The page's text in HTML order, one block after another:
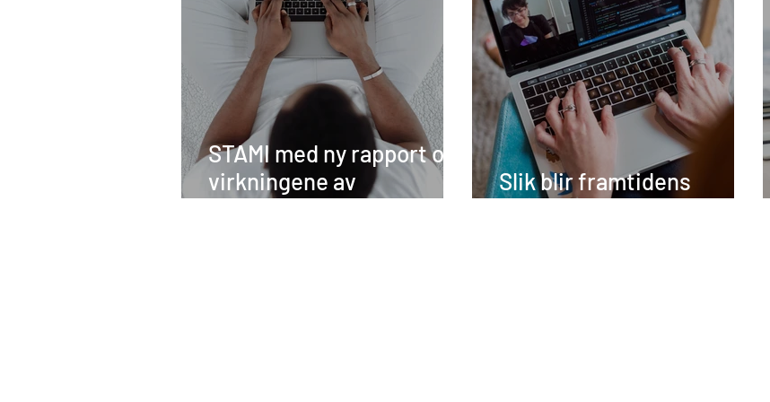
STAMI med ny rapport om
virkningene av
Slik blir framtidens